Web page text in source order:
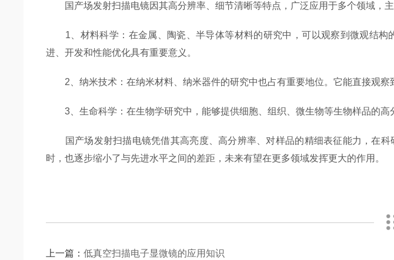
国产场发射扫描电镜因其高分辨率、细节清晰等特点，广泛应用于多个领域，主
1、材料科学：在金属、陶瓷、半导体等材料的研究中，可以观察到微观结构
进、开发和性能优化具有重要意义。
2、纳米技术：在纳米材料、纳米器件的研究中也占有重要地位。它能直接观察
3、生命科学：在生物学研究中，能够提供细胞、组织、微生物等生物样品的高
国产场发射扫描电镜凭借其高亮度、高分辨率、对样品的精细表征能力，在科
时，也逐步缩小了与先进水平之间的差距，未来有望在更多领域发挥更大的作用。
上一篇：低真空扫描电子显微镜的应用知识